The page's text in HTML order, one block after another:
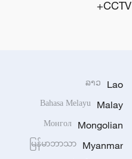
CCTV+
Lao
ລາວ
Malay
Bahasa Melayu
Mongolian
Монгол
Myanmar
မြန်မာဘာသာ